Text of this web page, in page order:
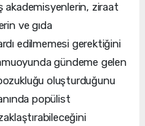
akademisyenlerin, ziraat
ve gıda
edilmemesi gerektiğini
gündeme gelen
oluşturduğunu
popülist